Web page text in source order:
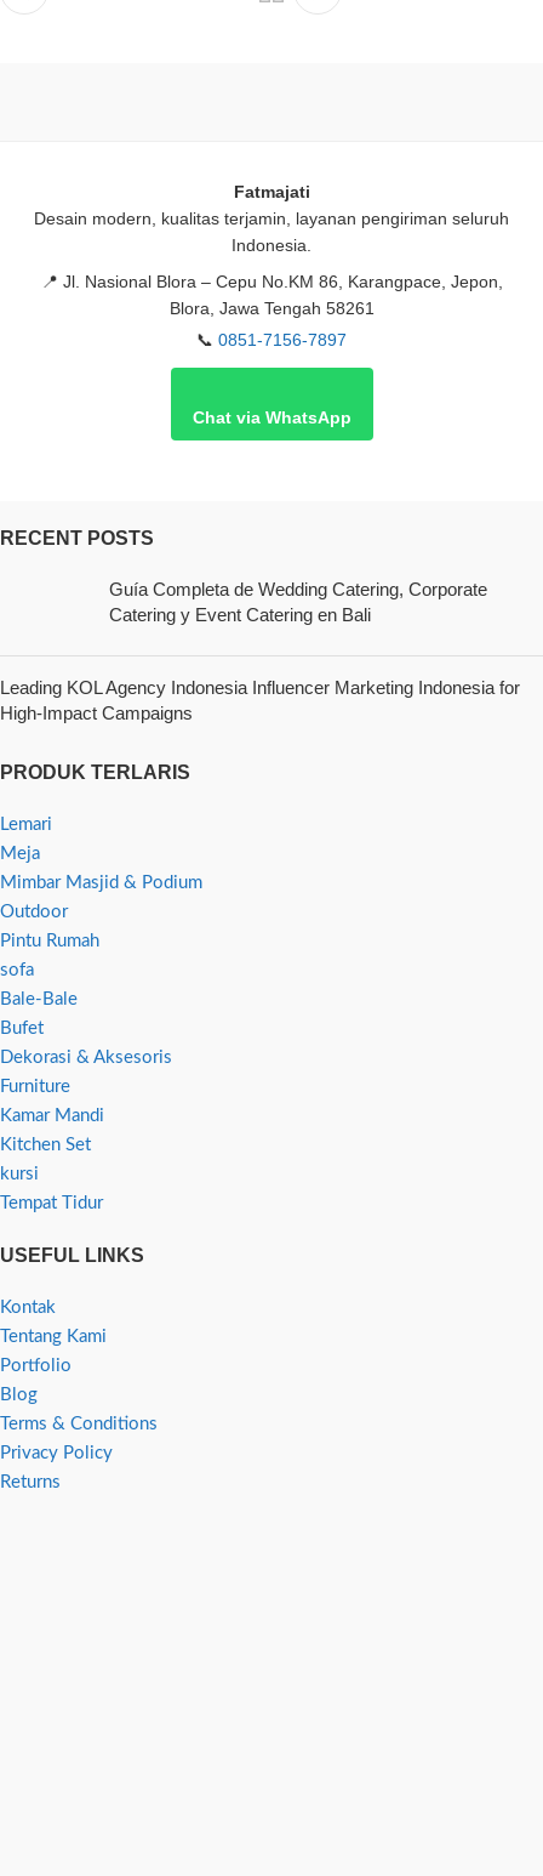
Fatmajati
Desain modern, kualitas terjamin, layanan pengiriman seluruh
Indonesia.
📍 Jl. Nasional Blora – Cepu No.KM 86, Karangpace, Jepon,
Blora, Jawa Tengah 58261
📞 0851-7156-7897
Chat via WhatsApp
RECENT POSTS
Guía Completa de Wedding Catering, Corporate
Catering y Event Catering en Bali
Leading KOL Agency Indonesia Influencer Marketing Indonesia for
High-Impact Campaigns
PRODUK TERLARIS
Lemari
Meja
Mimbar Masjid & Podium
Outdoor
Pintu Rumah
sofa
Bale-Bale
Bufet
Dekorasi & Aksesoris
Furniture
Kamar Mandi
Kitchen Set
kursi
Tempat Tidur
USEFUL LINKS
Kontak
Tentang Kami
Portfolio
Blog
Terms & Conditions
Privacy Policy
Returns